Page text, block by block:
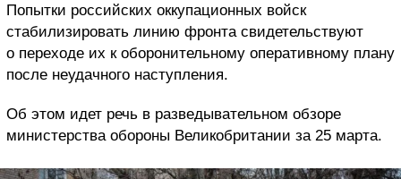
Попытки российских оккупационных войск
стабилизировать линию фронта свидетельствуют
о переходе их к оборонительному оперативному плану
после неудачного наступления.
Об этом идет речь в разведывательном обзоре
министерства обороны Великобритании за 25 марта.